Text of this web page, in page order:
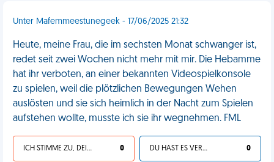
Unter Mafemmeestunegeek - 17/06/2025 21:32
Heute, meine Frau, die im sechsten Monat schwanger ist,
redet seit zwei Wochen nicht mehr mit mir. Die Hebamme
hat ihr verboten, an einer bekannten Videospielkonsole
zu spielen, weil die plötzlichen Bewegungen Wehen
auslösten und sie sich heimlich in der Nacht zum Spielen
aufstehen wollte, musste ich sie ihr wegnehmen. FML
ICH STIMME ZU, DEIN LEBEN IST SCHEISSE 0 DU HAST ES VERDIENT 0